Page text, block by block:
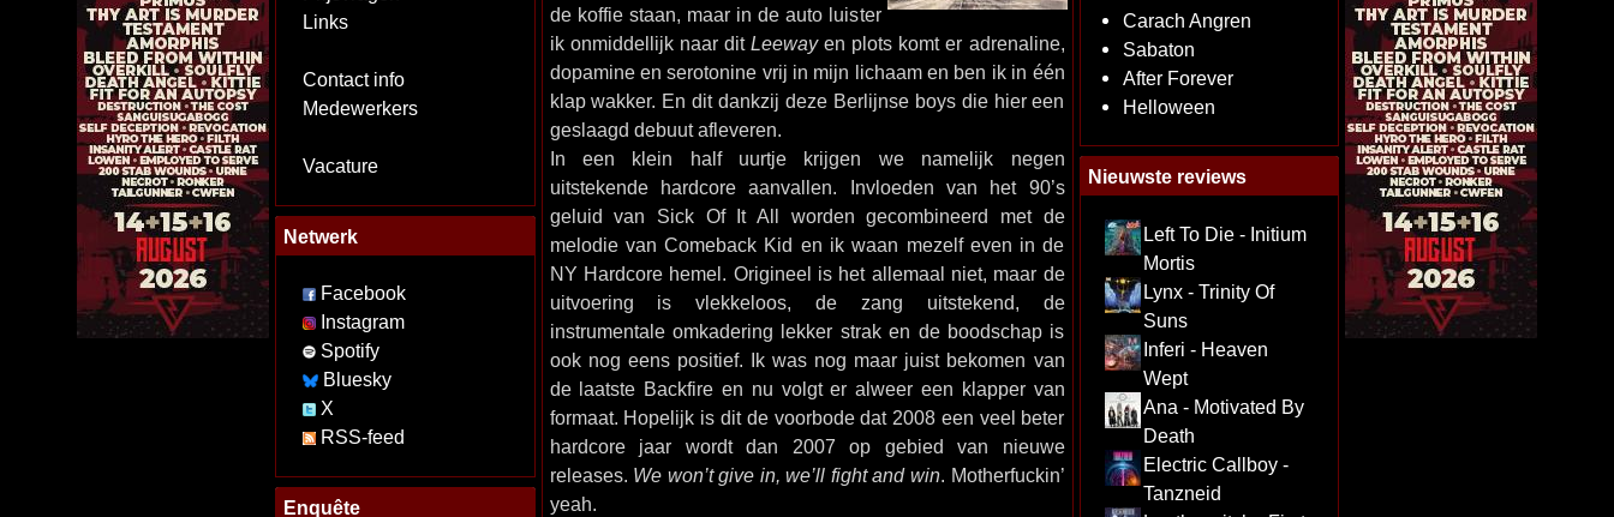
Links
Contact info
Medewerkers
Vacature
Netwerk
Facebook
Instagram
Spotify
Bluesky
X
RSS-feed
Enquête
de koffie staan, maar in de auto luister
ik onmiddellijk naar dit Leewayen plots komt er adrenaline,
dopamine en serotonine vrij in mijn lichaam en ben ik in één
klap wakker. En dit dankzij deze Berlijnse boys die hier een
geslaagd debuut afleveren.
In een klein half uurtje krijgen we namelijk negen
uitstekende hardcore aanvallen. Invloeden van het 90’s
geluid van Sick Of It All worden gecombineerd met de
melodie van Comeback Kid en ik waan mezelf even in de
NY Hardcore hemel. Origineel is het allemaal niet, maar de
uitvoering is vlekkeloos, de zang uitstekend, de
instrumentale omkadering lekker strak en de boodschap is
ook nog eens positief. Ik was nog maar juist bekomen van
de laatste Backfire en nu volgt er alweer een klapper van
formaat. Hopelijk is dit de voorbode dat 2008 een veel beter
hardcore jaar wordt dan 2007 op gebied van nieuwe
releases. We won’t give in, we’ll fight and win. Motherfuckin’
yeah.
Carach Angren
Sabaton
After Forever
Helloween
Nieuwste reviews
Left To Die - Initium
Mortis
Lynx - Trinity Of
Suns
Inferi - Heaven
Wept
Ana - Motivated By
Death
Electric Callboy -
Tanzneid